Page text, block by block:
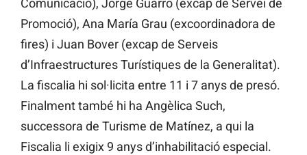
Comunicació), Jorge Guarro (excap de Servei de
Promoció), Ana María Grau (excoordinadora de
fires) i Juan Bover (excap de Serveis
d’Infraestructures Turístiques de la Generalitat).
La fiscalia hi sol·licita entre 11 i 7 anys de presó.
Finalment també hi ha Angèlica Such,
successora de Turisme de Matínez, a qui la
Fiscalia li exigix 9 anys d’inhabilitació especial.